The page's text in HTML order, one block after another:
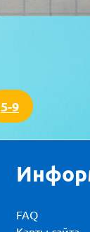
5-9
FAQ